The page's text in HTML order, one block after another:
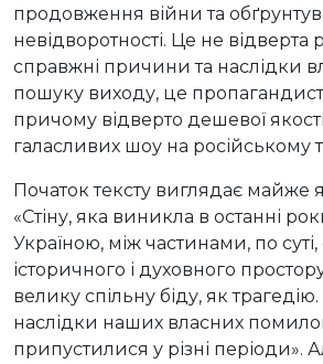
продовження війни та
невідворотності. Це не відверта
справжні причини та наслідки
пошуку виходу, це
причому відверто дешевої
галасливих шоу на російському
Початок тексту виглядає майже
«Стіну, яка виникла в останні
Україною, між частинами, по
історичного і духовного
велику спільну біду, як
наслідки наших власних
припустилися у різні періоди».